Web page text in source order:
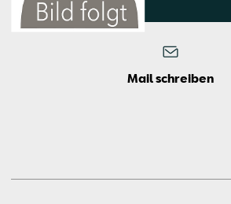
Mail schreiben